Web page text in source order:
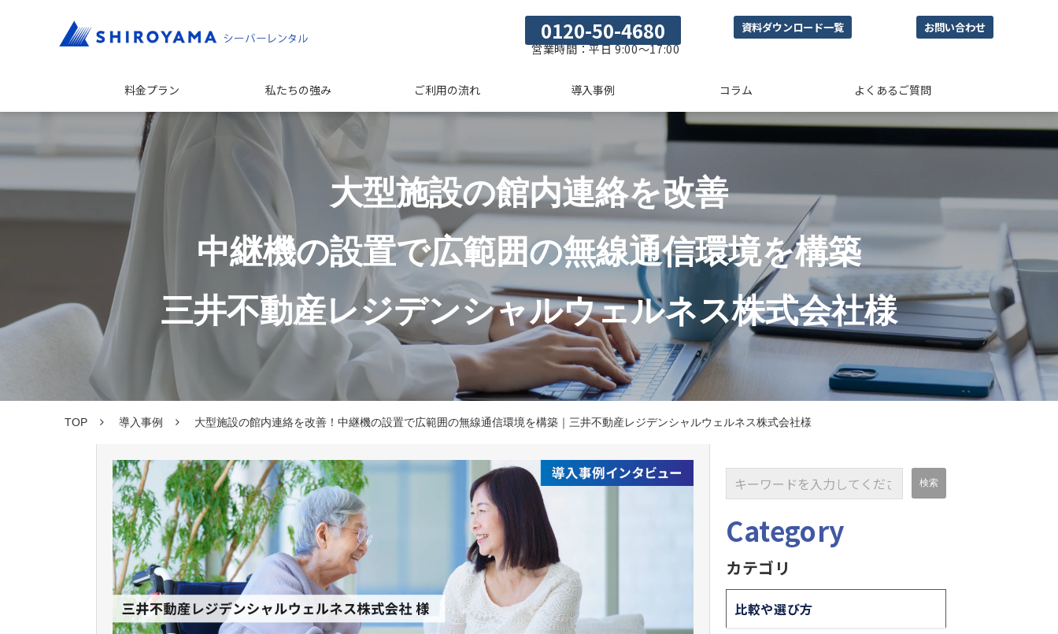
0120-50-4680
営業時間：平日 9:00～17:00
資料ダウンロード一覧 お問い合わせ
料金プラン 私たちの強み ご利用の流れ 導入事例 コラム よくあるご質問
大型施設の館内連絡を改善
中継機の設置で広範囲の無線通信環境を構築
三井不動産レジデンシャルウェルネス株式会社様
TOP 導入事例 大型施設の館内連絡を改善！中継機の設置で広範囲の無線通信環境を構築｜三井不動産レジデンシャルウェルネス株式会社様
Category
カテゴリ
比較や選び方